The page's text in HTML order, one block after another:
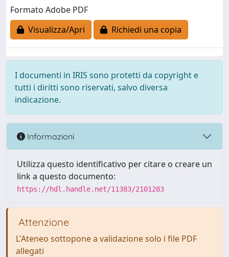
Formato Adobe PDF
Visualizza/Apri
Richiedi una copia
I documenti in IRIS sono protetti da copyright e
tutti i diritti sono riservati, salvo diversa
indicazione.
Informazioni
Utilizza questo identificativo per citare o creare un
link a questo documento:
https://hdl.handle.net/11383/2101283
Attenzione
L'Ateneo sottopone a validazione solo i file PDF
allegati